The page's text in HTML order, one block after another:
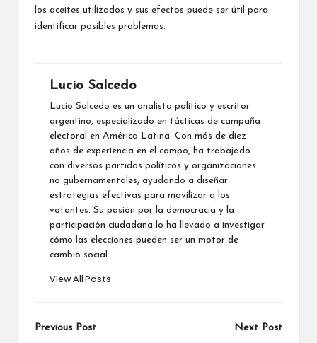
los aceites utilizados y sus efectos puede ser útil para
identificar posibles problemas.
Lucio Salcedo
Lucio Salcedo es un analista político y escritor
argentino, especializado en tácticas de campaña
electoral en América Latina. Con más de diez
años de experiencia en el campo, ha trabajado
con diversos partidos políticos y organizaciones
no gubernamentales, ayudando a diseñar
estrategias efectivas para movilizar a los
votantes. Su pasión por la democracia y la
participación ciudadana lo ha llevado a investigar
cómo las elecciones pueden ser un motor de
cambio social.
View All Posts
Post
Previous Post Next Post